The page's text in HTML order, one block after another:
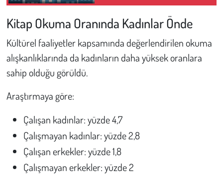
Kitap Okuma Oranında Kadınlar Önde
Kültürel faaliyetler kapsamında değerlendirilen okuma
alışkanlıklarında da kadınların daha yüksek oranlara
sahip olduğu görüldü.
Araştırmaya göre:
Çalışan kadınlar: yüzde 4,7
Çalışmayan kadınlar: yüzde 2,8
Çalışan erkekler: yüzde 1,8
Çalışmayan erkekler: yüzde 2